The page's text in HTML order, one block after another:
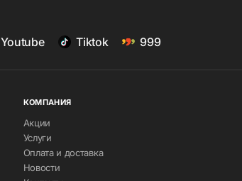
Youtube Tiktok 999
КОМПАНИЯ
Акции
Услуги
Оплата и доставка
Новости